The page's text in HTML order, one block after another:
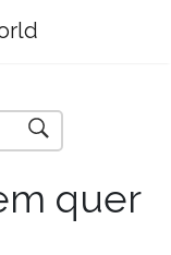
quer